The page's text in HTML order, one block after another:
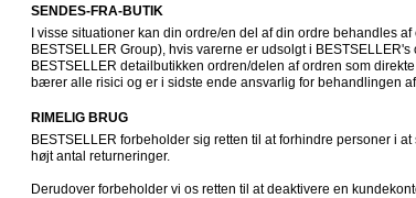
SENDES-FRA-BUTIK
I visse situationer kan din ordre/en del af din ordre behandles
BESTSELLER Group), hvis varerne er udsolgt i
BESTSELLER detailbutikken ordren/delen af ordren som
bærer alle risici og er i sidste ende ansvarlig for behandlingen
RIMELIG BRUG
BESTSELLER forbeholder sig retten til at forhindre personer i
højt antal returneringer.
Derudover forbeholder vi os retten til at deaktivere en